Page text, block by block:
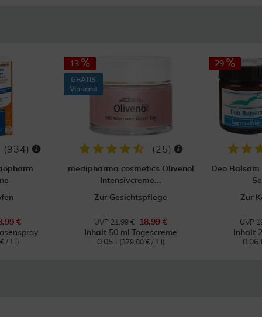
(934)
€
/ 1 l)
13
GRATIS
Versand
(25)
medipharma cosmetics Olivenöl
Intensivcreme...
Zur Gesichtspflege
UVP 21,99 €
18,99 €
Inhalt 50 ml Tagescreme
0.05 l
(379,80 € / 1 l)
29
Deo
Zur
UVP
Inhalt
0.06